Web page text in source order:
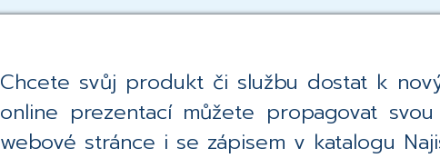
Chcete svůj produkt či službu dostat k
online prezentací můžete propagovat
webové stránce i se zápisem v katalogu